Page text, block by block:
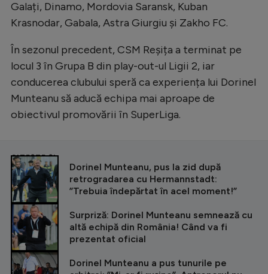
Galați, Dinamo, Mordovia Saransk, Kuban
Krasnodar, Gabala, Astra Giurgiu și Zakho FC.
În sezonul precedent, CSM Reșița a terminat pe
locul 3 în Grupa B din play-out-ul Ligii 2, iar
conducerea clubului speră ca experiența lui Dorinel
Munteanu să aducă echipa mai aproape de
obiectivul promovării în SuperLiga.
CITEȘTE ȘI
Dorinel Munteanu, pus la zid după
retrogradarea cu Hermannstadt:
”Trebuia îndepărtat în acel moment!”
Surpriză: Dorinel Munteanu semnează cu
altă echipă din România! Când va fi
prezentat oficial
Dorinel Munteanu a pus tunurile pe